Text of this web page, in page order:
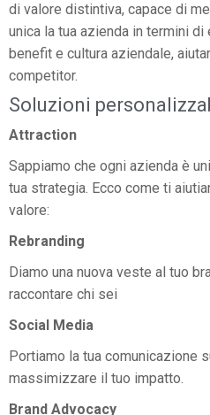
di valore distintiva, capace di
unica la tua azienda in termini
benefit e cultura aziendale,
competitor.
Soluzioni
Attraction
Sappiamo che ogni azienda è
tua strategia. Ecco come ti
valore:
Rebranding
Diamo una nuova veste al tuo
raccontare chi sei
Social Media
Portiamo la tua comunicazione
massimizzare il tuo impatto.
Brand Advocacy